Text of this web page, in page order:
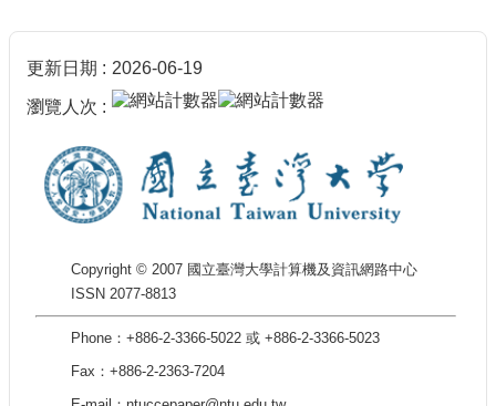
更新日期 2026-06-19
瀏覽人次
Copyright © 2007 國立臺灣大學計算機及資訊網路中心
ISSN 2077-8813
Phone：+886-2-3366-5022 或 +886-2-3366-5023
Fax：+886-2-2363-7204